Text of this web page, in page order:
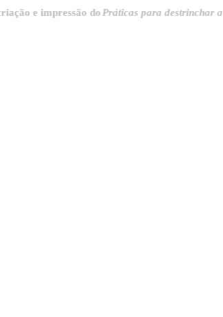
impressão doPráticas para destrinchar a cidade.